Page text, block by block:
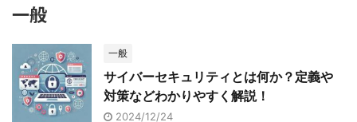
一般
一般
サイバーセキュリティとは何か？定義や
対策などわかりやすく解説！
2024/12/24